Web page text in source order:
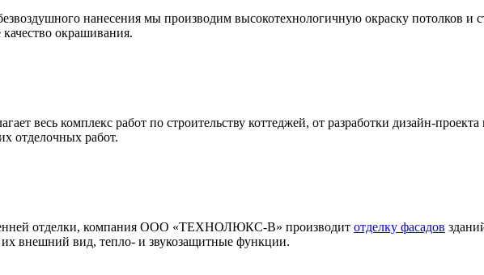
нанесения мы производим высокотехнологичную окраску потолков
качество окрашивания.
весь комплекс работ по строительству коттеджей, от разработки дизайн-
отделочных работ.
отделки, компания ООО «ТЕХНОЛЮКС-В» производит отделку фасадов
внешний вид, тепло- и звукозащитные функции.